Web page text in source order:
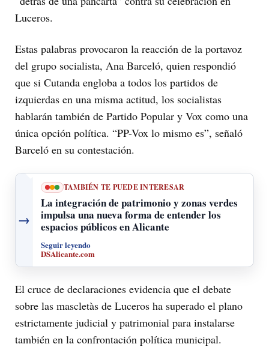
Luceros.
Estas palabras provocaron la reacción de la portavoz
del grupo socialista, Ana Barceló, quien respondió
que si Cutanda engloba a todos los partidos de
izquierdas en una misma actitud, los socialistas
hablarán también de Partido Popular y Vox como una
única opción política. “PP-Vox lo mismo es”, señaló
Barceló en su contestación.
→
TAMBIÉN TE PUEDE INTERESAR
La integración de patrimonio y zonas verdes
impulsa una nueva forma de entender los
espacios públicos en Alicante
Seguir leyendo
DSAlicante.com
El cruce de declaraciones evidencia que el debate
sobre las mascletàs de Luceros ha superado el plano
estrictamente judicial y patrimonial para instalarse
también en la confrontación política municipal.